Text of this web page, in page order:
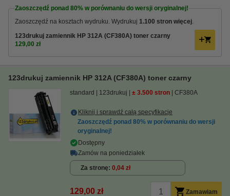
Zaoszczędź ponad 80% w porównaniu do wersji oryginalnej!
Zaoszczędź na kosztach wydruku. Wydrukuj 1.100 stron więcej.
123drukuj zamiennik HP 312A (CF380A) toner czarny
129,00 zł
123drukuj zamiennik HP 312A (CF380A) toner czarny
standard 123drukuj ± 3.500 stron CF380A
Kliknij i sprawdź całą specyfikacje
Zaoszczędź ponad 80% w porównaniu do wersji
oryginalnej!
Dostępny
Zamów na poniedziałek
Za stronę 0,04 zł
129,00 zł Zamawiam